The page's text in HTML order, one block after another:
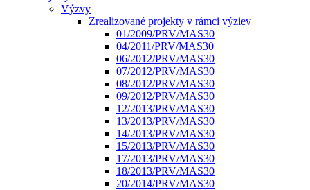
Výzvy
Zrealizované projekty v rámci výziev
01/2009/PRV/MAS30
04/2011/PRV/MAS30
06/2012/PRV/MAS30
07/2012/PRV/MAS30
08/2012/PRV/MAS30
09/2012/PRV/MAS30
12/2013/PRV/MAS30
13/2013/PRV/MAS30
14/2013/PRV/MAS30
15/2013/PRV/MAS30
17/2013/PRV/MAS30
18/2013/PRV/MAS30
20/2014/PRV/MAS30